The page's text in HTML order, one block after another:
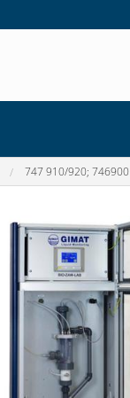
747 910/920; 746900